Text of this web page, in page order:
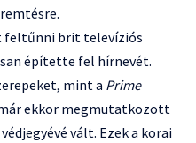
feltűnni brit televíziós
építette fel hírnevét.
mint a Prime
ekkor megmutatkozott
vált. Ezek a korai